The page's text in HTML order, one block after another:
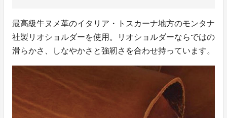
最高級牛ヌメ革のイタリア・トスカーナ地方のモンタナ
社製リオショルダーを使用。リオショルダーならではの
滑らかさ、しなやかさと強靭さを合わせ持っています。